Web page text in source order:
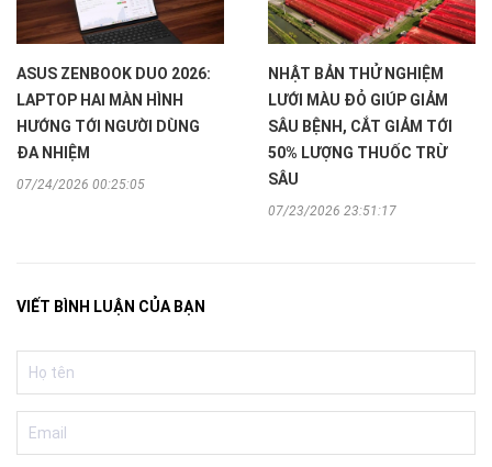
ASUS ZENBOOK DUO 2026:
LAPTOP HAI MÀN HÌNH
HƯỚNG TỚI NGƯỜI DÙNG
ĐA NHIỆM
07/24/2026 00:25:05
NHẬT BẢN THỬ NGHIỆM
LƯỚI MÀU ĐỎ GIÚP GIẢM
SÂU BỆNH, CẮT GIẢM TỚI
50% LƯỢNG THUỐC TRỪ
SÂU
07/23/2026 23:51:17
VIẾT BÌNH LUẬN CỦA BẠN